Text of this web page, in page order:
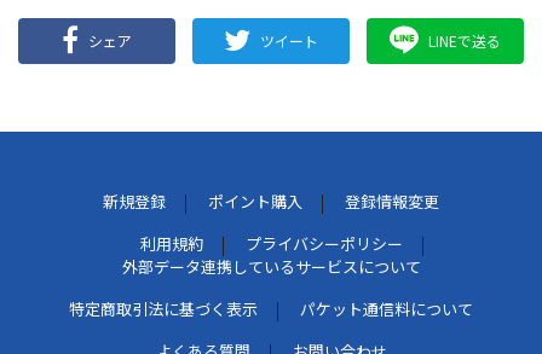
シェア ツイート LINEで送る
新規登録 ポイント購入
登録情報変更
利用規約
プライバシーポリシー
外部データ連携しているサービスについて
特定商取引法に基づく表示
パケット通信料について